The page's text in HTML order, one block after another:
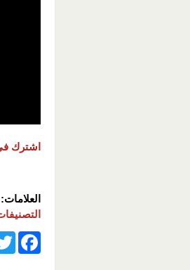
اشترك
العلامات:
F